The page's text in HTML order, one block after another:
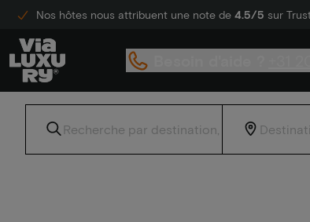
Nos hôtes nous attribuent une note de 4.5/5 sur